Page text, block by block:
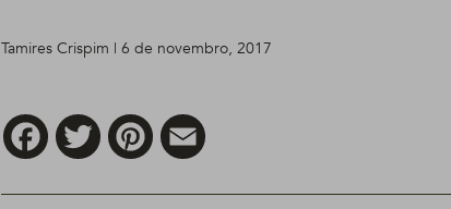
Tamires Crispim | 6 de novembro, 2017
FacebookTwitter Pinterest